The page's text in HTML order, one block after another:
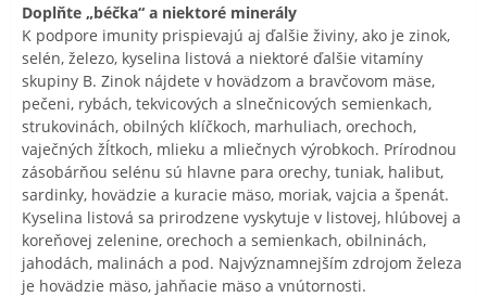
Doplňte „béčka“ a niektoré minerály
K podpore imunity prispievajú aj ďalšie živiny, ako je zinok,
selén, železo, kyselina listová a niektoré ďalšie vitamíny
skupiny B. Zinok nájdete v hovädzom a bravčovom mäse,
pečeni, rybách, tekvicových a slnečnicových semienkach,
strukovinách, obilných klíčkoch, marhuliach, orechoch,
vaječných žĺtkoch, mlieku a mliečnych výrobkoch. Prírodnou
zásobárňou selénu sú hlavne para orechy, tuniak, halibut,
sardinky, hovädzie a kuracie mäso, moriak, vajcia a špenát.
Kyselina listová sa prirodzene vyskytuje v listovej, hlúbovej a
koreňovej zelenine, orechoch a semienkach, obilninách,
jahodách, malinách a pod. Najvýznamnejším zdrojom železa
je hovädzie mäso, jahňacie mäso a vnútornosti.